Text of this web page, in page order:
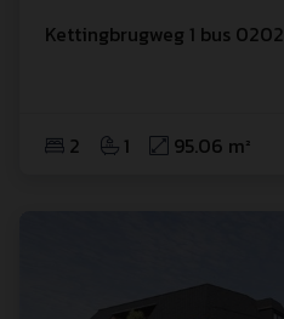
Kettingbrugweg 1 bus 0202
2 1 95.06 m²